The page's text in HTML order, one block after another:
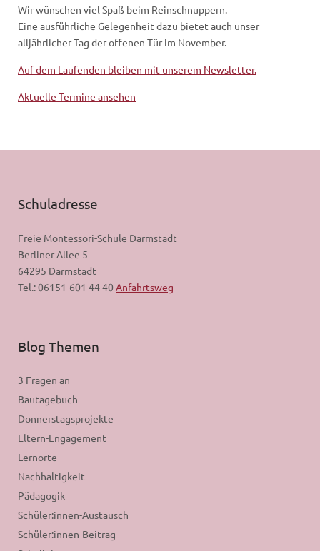
Wir wünschen viel Spaß beim Reinschnuppern.
Eine ausführliche Gelegenheit dazu bietet auch unser
alljährlicher Tag der offenen Tür im November.
Auf dem Laufenden bleiben mit unserem Newsletter.
Aktuelle Termine ansehen
Schuladresse
Freie Montessori-Schule Darmstadt
Berliner Allee 5
64295 Darmstadt
Tel.: 06151-601 44 40Anfahrtsweg
Blog Themen
3 Fragen an
Bautagebuch
Donnerstagsprojekte
Eltern-Engagement
Lernorte
Nachhaltigkeit
Pädagogik
Schüler:innen-Austausch
Schüler:innen-Beitrag